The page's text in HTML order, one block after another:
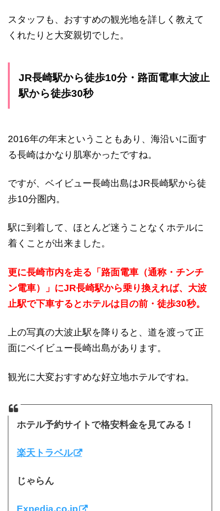
スタッフも、おすすめの観光地を詳しく教えて
くれたりと大変親切でした。
JR長崎駅から徒歩10分・路面電車大波止
駅から徒歩30秒
2016年の年末ということもあり、海沿いに面す
る長崎はかなり肌寒かったですね。
ですが、ベイビュー長崎出島はJR長崎駅から徒
歩10分圏内。
駅に到着して、ほとんど迷うことなくホテルに
着くことが出来ました。
更に長崎市内を走る「路面電車（通称・チンチ
ン電車）」にJR長崎駅から乗り換えれば、大波
止駅で下車するとホテルは目の前・徒歩30秒。
上の写真の大波止駅を降りると、道を渡って正
面にベイビュー長崎出島があります。
観光に大変おすすめな好立地ホテルですね。
ホテル予約サイトで格安料金を見てみる！
楽天トラベル
じゃらん
Expedia.co.jp